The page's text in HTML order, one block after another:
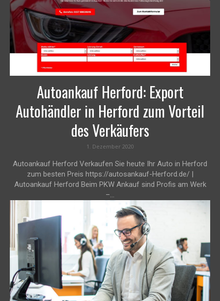
Autoankauf Herford: Export
Autohändler in Herford zum Vorteil
des Verkäufers
1. Dezember 2020
Autoankauf Herford Verkaufen Sie heute Ihr Auto in Herford
zum besten Preis https://autosankauf-Herford.de/ |
Autoankauf Herford Beim PKW Ankauf sind Profis am Werk
–...